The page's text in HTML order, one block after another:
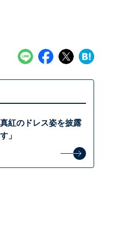
紅のドレス姿を披露
」